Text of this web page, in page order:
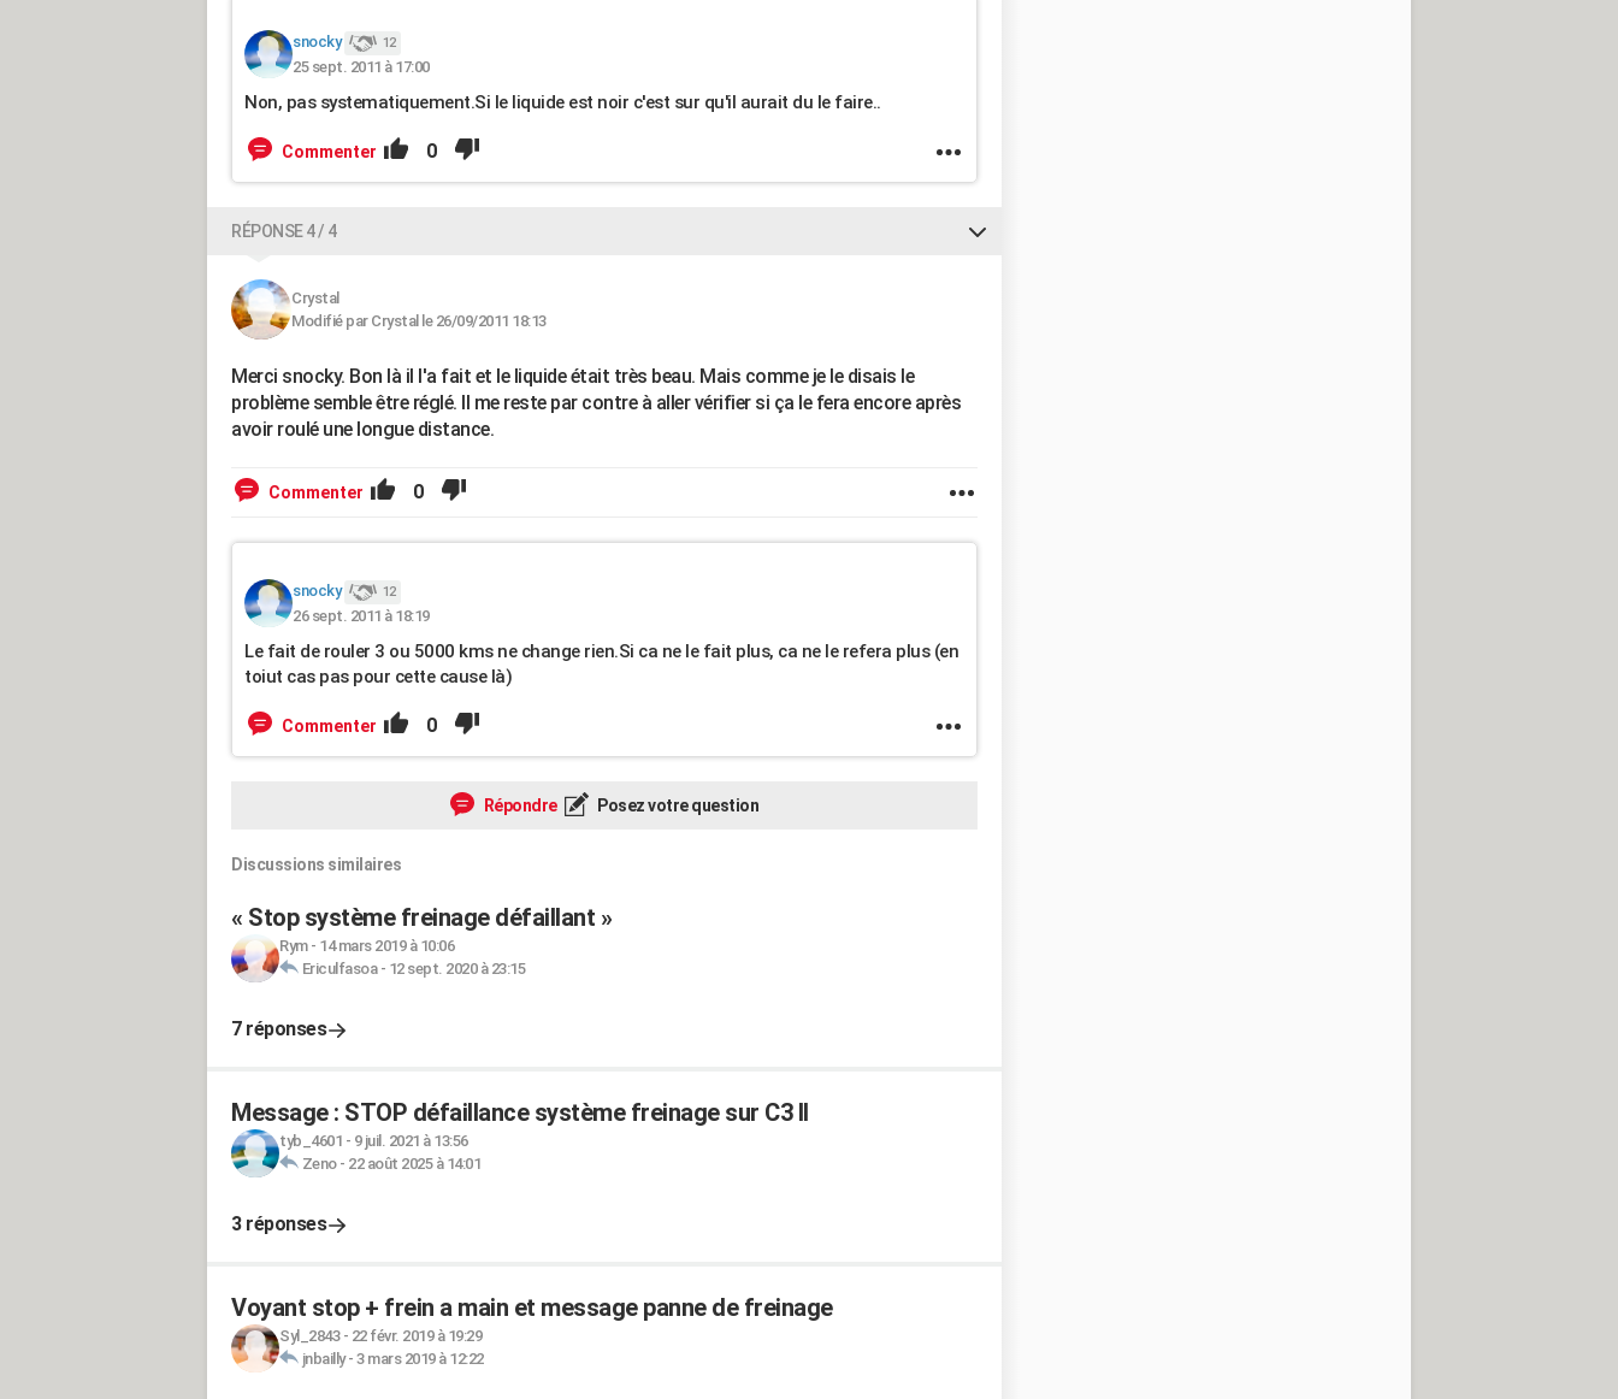
snocky 12
25 sept. 2011 à 17:00
Non, pas systematiquement.Si le liquide est noir c'est sur qu'il aurait du le faire..
Commenter 0
RÉPONSE 4 / 4
Crystal
Modifié par Crystal le 26/09/2011 18:13
Merci snocky. Bon là il l'a fait et le liquide était très beau. Mais comme je le disais le
problème semble être réglé. Il me reste par contre à aller vérifier si ça le fera encore après
avoir roulé une longue distance.
Commenter 0
snocky 12
26 sept. 2011 à 18:19
Le fait de rouler 3 ou 5000 kms ne change rien.Si ca ne le fait plus, ca ne le refera plus (en
toiut cas pas pour cette cause là)
Commenter 0
Répondre Posez votre question
Discussions similaires
« Stop système freinage défaillant »
Rym- 14 mars 2019 à 10:06
Ericulfasoa- 12 sept. 2020 à 23:15
7 réponses
Message : STOP défaillance système freinage sur C3 II
tyb_4601 - 9 juil. 2021 à 13:56
Zeno- 22 août 2025 à 14:01
3 réponses
Voyant stop + frein a main et message panne de freinage
Syl_2843- 22 févr. 2019 à 19:29
jnbailly- 3 mars 2019 à 12:22